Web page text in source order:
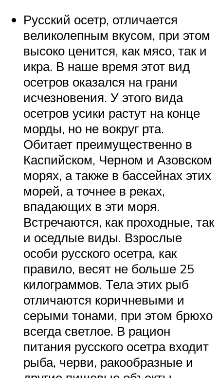
Русский осетр, отличается
великолепным вкусом, при этом
высоко ценится, как мясо, так и
икра. В наше время этот вид
осетров оказался на грани
исчезновения. У этого вида
осетров усики растут на конце
морды, но не вокруг рта.
Обитает преимущественно в
Каспийском, Черном и Азовском
морях, а также в бассейнах этих
морей, а точнее в реках,
впадающих в эти моря.
Встречаются, как проходные, так
и оседлые виды. Взрослые
особи русского осетра, как
правило, весят не больше 25
килограммов. Тела этих рыб
отличаются коричневыми и
серыми тонами, при этом брюхо
всегда светлое. В рацион
питания русского осетра входит
рыба, черви, ракообразные и